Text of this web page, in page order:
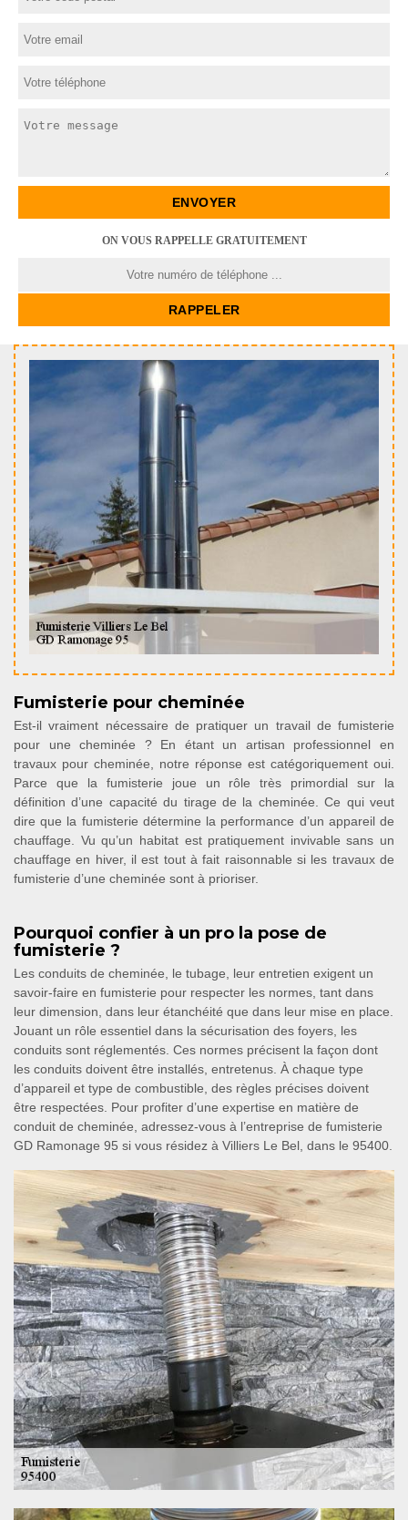
ON VOUS RAPPELLE GRATUITEMENT
Fumisterie pour cheminée
Est-il vraiment nécessaire de pratiquer un travail de fumisterie
pour une cheminée ? En étant un artisan professionnel en
travaux pour cheminée, notre réponse est catégoriquement oui.
Parce que la fumisterie joue un rôle très primordial sur la
définition d’une capacité du tirage de la cheminée. Ce qui veut
dire que la fumisterie détermine la performance d’un appareil de
chauffage. Vu qu’un habitat est pratiquement invivable sans un
chauffage en hiver, il est tout à fait raisonnable si les travaux de
fumisterie d’une cheminée sont à prioriser.
Pourquoi confier à un pro la pose de
fumisterie ?
Les conduits de cheminée, le tubage, leur entretien exigent un
savoir-faire en fumisterie pour respecter les normes, tant dans
leur dimension, dans leur étanchéité que dans leur mise en place.
Jouant un rôle essentiel dans la sécurisation des foyers, les
conduits sont réglementés. Ces normes précisent la façon dont
les conduits doivent être installés, entretenus. À chaque type
d’appareil et type de combustible, des règles précises doivent
être respectées. Pour profiter d’une expertise en matière de
conduit de cheminée, adressez-vous à l’entreprise de fumisterie
GD Ramonage 95 si vous résidez à Villiers Le Bel, dans le 95400.